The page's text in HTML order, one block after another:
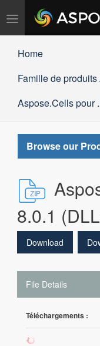
Basculer
Home
Famille de
Aspose.Cells pour
Browse our
8.0.1
Download
File Details
Téléchargements :
277